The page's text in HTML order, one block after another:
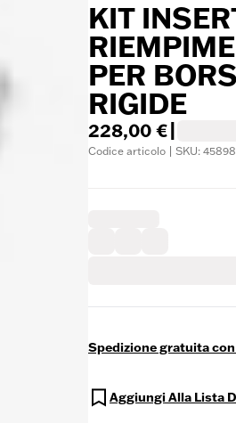
KIT
PER
RIGIDE
228,00 €
Codice articolo | SKU:
Spedizione gratuita
Aggiungi Alla Lista